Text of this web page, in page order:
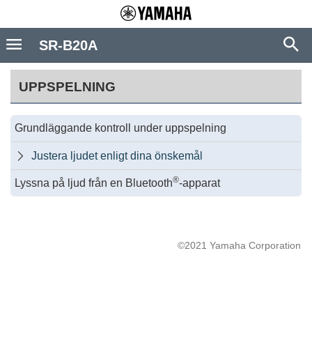
UPPSPELNING
Grundläggande kontroll under uppspelning
 Justera ljudet enligt dina önskemål
Lyssna på ljud från en Bluetooth®-apparat
©2021 Yamaha Corporation
SR-B20A